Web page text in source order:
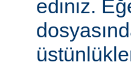
ediniz.